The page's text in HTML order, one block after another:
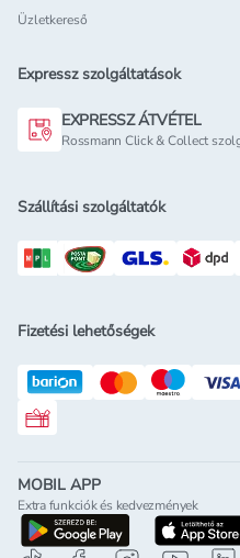
Üzletkereső
Expressz szolgáltatások
EXPRESSZ ÁTVÉTEL
Rossmann Click & Collect
Szállítási szolgáltatók
Fizetési lehetőségek
Rossmann ajándékkártya
MOBIL APP
Extra funkciók és kedvezmények
letöltés a